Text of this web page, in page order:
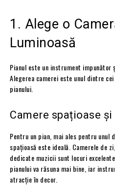
1. Alege o
Luminoasă
Pianul este un instrument impunător
Alegerea camerei este unul dintre
pianului.
Camere spațioase
Pentru un pian, mai ales pentru unul
spațioasă este ideală. Camerele de
dedicate muzicii sunt locuri
pianului va răsuna mai bine, iar
atracție în decor.